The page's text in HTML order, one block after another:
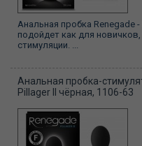
Анальная пробка Renegade
подойдет как для
стимуляции. ...
Анальная пробка-
Pillager II чёрная, 1106-63